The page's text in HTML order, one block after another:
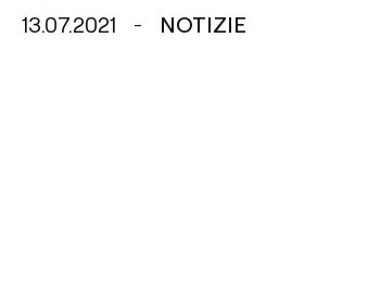
13.07.2021 NOTIZIE